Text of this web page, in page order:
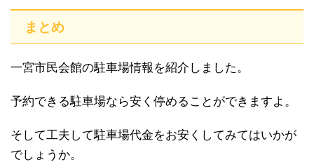
まとめ
一宮市民会館の駐車場情報を紹介しました。
予約できる駐車場なら安く停めることができますよ。
そして工夫して駐車場代金をお安くしてみてはいかが
でしょうか。